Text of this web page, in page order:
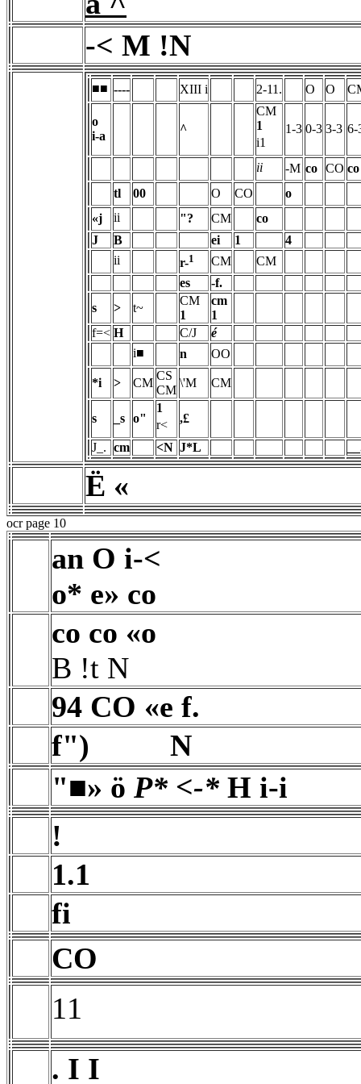
-< M !N
■■ ---- XIII i 2-11. O O
o
i-a
^
CM
1
i1
1-3 0-3 3-3 6-
ii -M co CO co
tl
00 O CO
o
«j
ii "? CM
co
J
B ei 1
4
ii
r-1 CM
CM
es
-f.
s
> t~
CM
1
cm
1
f=< H C/J
é
i■
n OO
*i > CM
CS
CM
\'M CM
s _s o"
1
r<
,£
J_. cm <N J*L
Ë «
ocr page 10
an O i-<
o* e» co
co co «o
B !t N
94 CO «e f.
f") N
"■» ö P* <-* H i-i
!
1.1
fi
CO
11
. I I